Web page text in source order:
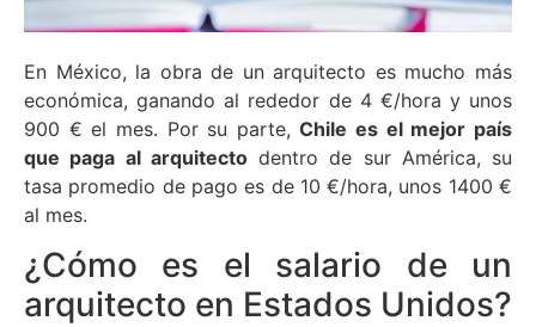
En México, la obra de un arquitecto es mucho más
económica, ganando al rededor de 4 €/hora y unos
900 € el mes. Por su parte,Chile es el mejor país
que paga al arquitectodentro de sur América, su
tasa promedio de pago es de 10 €/hora, unos 1400 €
al mes.
¿Cómo es el salario de un
arquitecto en Estados Unidos?